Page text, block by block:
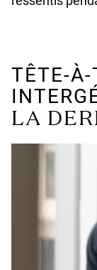
TÊTE-À-
LA